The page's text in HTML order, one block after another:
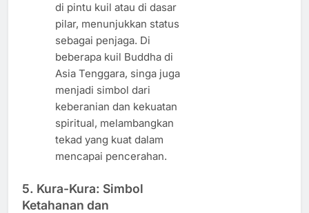
di pintu kuil atau di dasar
pilar, menunjukkan status
sebagai penjaga. Di
beberapa kuil Buddha di
Asia Tenggara, singa juga
menjadi simbol dari
keberanian dan kekuatan
spiritual, melambangkan
tekad yang kuat dalam
mencapai pencerahan.
5. Kura-Kura: Simbol
Ketahanan dan